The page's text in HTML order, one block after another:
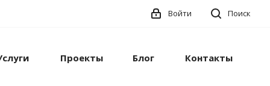
Поиск
Войти
Проекты Блог Контакты